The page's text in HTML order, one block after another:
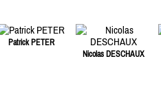
Patrick PETER
Nicolas DESCHAUX